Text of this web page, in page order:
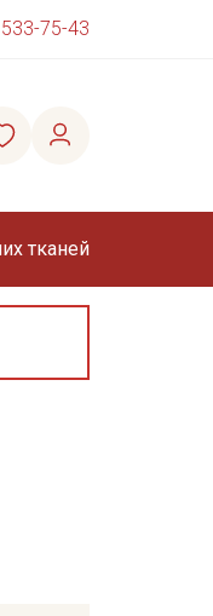
75-43
тканей